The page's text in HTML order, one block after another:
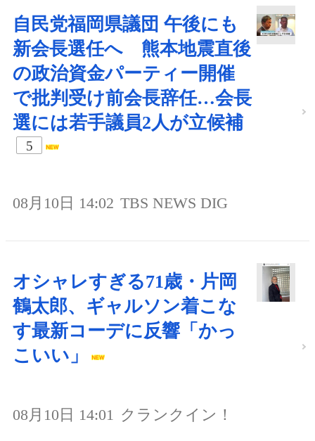
自民党福岡県議団 午後にも
新会長選任へ 熊本地震直後
の政治資金パーティー開催
で批判受け前会長辞任…会長
選には若手議員2人が立候補
5
08月10日 14:02 TBS NEWS DIG
オシャレすぎる71歳・片岡
鶴太郎、ギャルソン着こな
す最新コーデに反響「かっ
こいい」
08月10日 14:01 クランクイン！